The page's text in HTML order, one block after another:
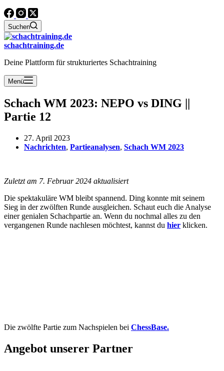
Suchen
schachtraining.de
Deine Plattform für strukturiertes Schachtraining
Menü
Schach WM 2023: NEPO vs DING ||
Partie 12
27. April 2023
Nachrichten, Partieanalysen, Schach WM 2023
Zuletzt am 7. Februar 2024 aktualisiert
Die spektakuläre WM bleibt spannend. Ding konnte mit seinem
Sieg in der zwölften Runde ausgleichen. Schaut euch die Analyse
einer genialen Schachpartie an. Wenn du nochmal alles zu den
vergangenen Runde nachlesen möchtest, kannst du hier klicken.
Die zwölfte Partie zum Nachspielen bei ChessBase.
Angebot unserer Partner